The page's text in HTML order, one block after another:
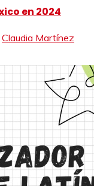
en 2024
Claudia Martínez